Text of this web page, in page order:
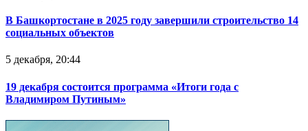
В Башкортостане в 2025 году завершили строительство 14
социальных объектов
5 декабря, 20:44
19 декабря состоится программа «Итоги года с
Владимиром Путиным»